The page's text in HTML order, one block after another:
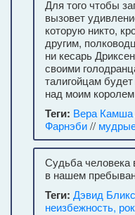
Для того чтобы
вызовет
которую никто,
другим,
ни кесарь
своими
талигойцам
над моим
Теги: Вера Камша
Фарнэби//
Судьба человека
в нашем
Теги: Дэвид
неизбежность,